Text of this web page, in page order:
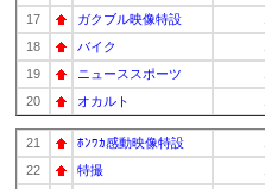
17
ガクブル映像特設
18
バイク
19
ニューススポーツ
20
オカルト
21 ﾎﾝﾜｶ感動映像特設
22
特撮